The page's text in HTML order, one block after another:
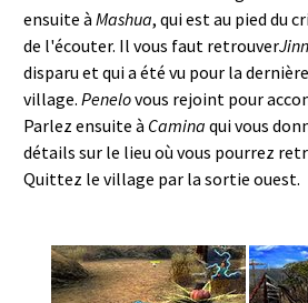
ensuite à Mashua, qui est au pied du
de l'écouter. Il vous faut retrouverJinn
disparu et qui a été vu pour la
village. Penelovous rejoint pour
Parlez ensuite à Camina qui vous
détails sur le lieu où vous pourrez
Quittez le village par la sortie ouest.